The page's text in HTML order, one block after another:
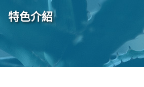
特色介紹